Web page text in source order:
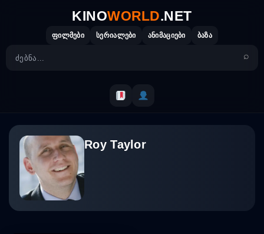
KINOWORLD.NET
ფილმები სერიალები ანიმაციები ბაზა
Roy Taylor